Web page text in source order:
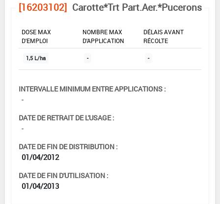
[16203102] Carotte*Trt Part.Aer.*Pucerons
DOSE MAX
D'EMPLOI
NOMBRE MAX
D'APPLICATION
DÉLAIS AVANT
RÉCOLTE
1,5 L/ha - -
INTERVALLE MINIMUM ENTRE APPLICATIONS :
-
DATE DE RETRAIT DE L'USAGE :
-
DATE DE FIN DE DISTRIBUTION :
01/04/2012
DATE DE FIN D'UTILISATION :
01/04/2013